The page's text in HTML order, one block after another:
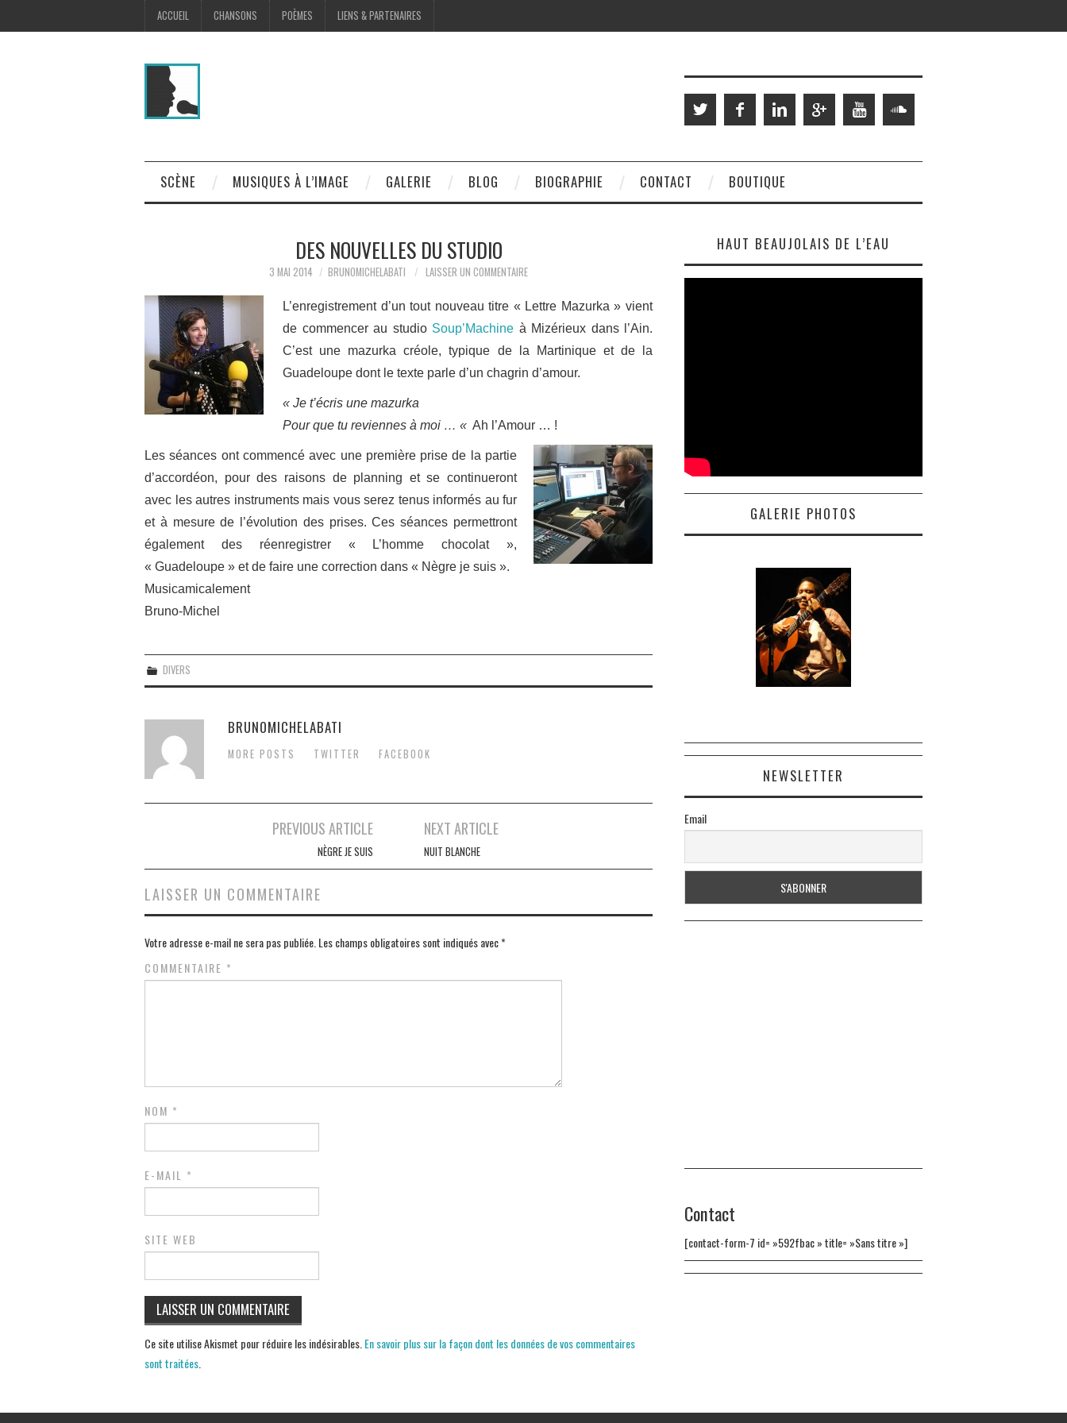
ACCUEIL CHANSONS POÈMES LIENS & PARTENAIRES
SCÈNE MUSIQUES À L’IMAGE GALERIE BLOG BIOGRAPHIE CONTACT BOUTIQUE
DES NOUVELLES DU STUDIO
3 MAI 2014 BRUNOMICHELABATI LAISSER UN COMMENTAIRE
L’enregistrement d’un tout nouveau titre « Lettre Mazurka » vient
de commencer au studio Soup’Machine à Mizérieux dans l’Ain.
C’est une mazurka créole, typique de la Martinique et de la
Guadeloupe dont le texte parle d’un chagrin d’amour.
« Je t’écris une mazurka
Pour que tu reviennes à moi … « Ah l’Amour … !
Les séances ont commencé avec une première prise de la partie
d’accordéon, pour des raisons de planning et se continueront
avec les autres instruments mais vous serez tenus informés au fur
et à mesure de l’évolution des prises. Ces séances permettront
également des réenregistrer « L’homme chocolat »,
« Guadeloupe » et de faire une correction dans « Nègre je suis ».
Musicamicalement
Bruno-Michel
DIVERS
BRUNOMICHELABATI
MORE POSTS TWITTER FACEBOOK
articles
PREVIOUS ARTICLE
NÈGRE JE SUIS
NEXT ARTICLE
NUIT BLANCHE
LAISSER UN COMMENTAIRE
Votre adresse e-mail ne sera pas publiée. Les champs obligatoires sont indiqués avec*
COMMENTAIRE *
NOM *
E-MAIL *
SITE WEB
Ce site utilise Akismet pour réduire les indésirables. En savoir plus sur la façon dont les données de vos commentaires
sont traitées
HAUT BEAUJOLAIS DE L’EAU
GALERIE PHOTOS
NEWSLETTER
Email
Contact
[contact-form-7 id= »592fbac » title= »Sans titre »]